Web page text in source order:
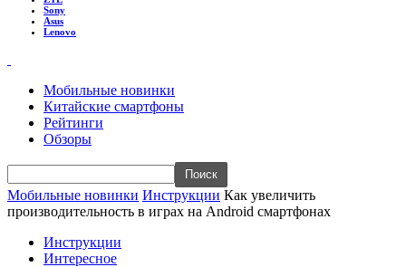
Sony
Asus
Lenovo
Мобильные новинки
Китайские смартфоны
Рейтинги
Обзоры
Мобильные новинки Инструкции Как увеличить
производительность в играх на Android смартфонах
Инструкции
Интересное